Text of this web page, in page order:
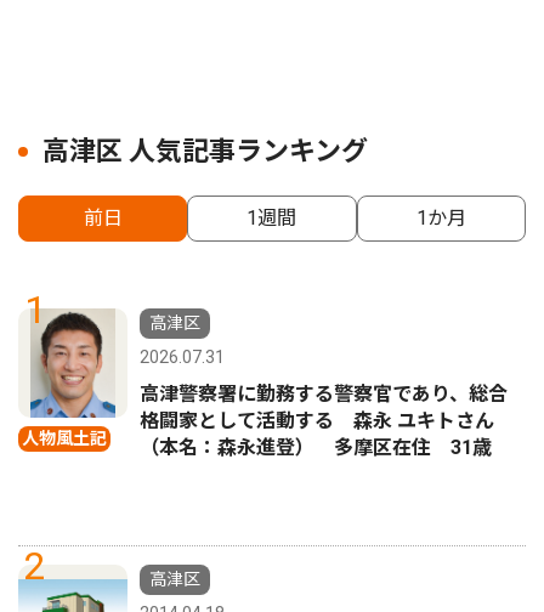
高津区 人気記事ランキング
前日 1週間 1か月
1
人物風土記
高津区
2026.07.31
高津警察署に勤務する警察官であり、総合
格闘家として活動する 森永 ユキトさん
（本名：森永進登） 多摩区在住 31歳
2
高津区